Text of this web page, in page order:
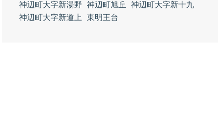
神辺町大字新湯野
神辺町旭丘
神辺町大字新十九
神辺町大字新道上
東明王台